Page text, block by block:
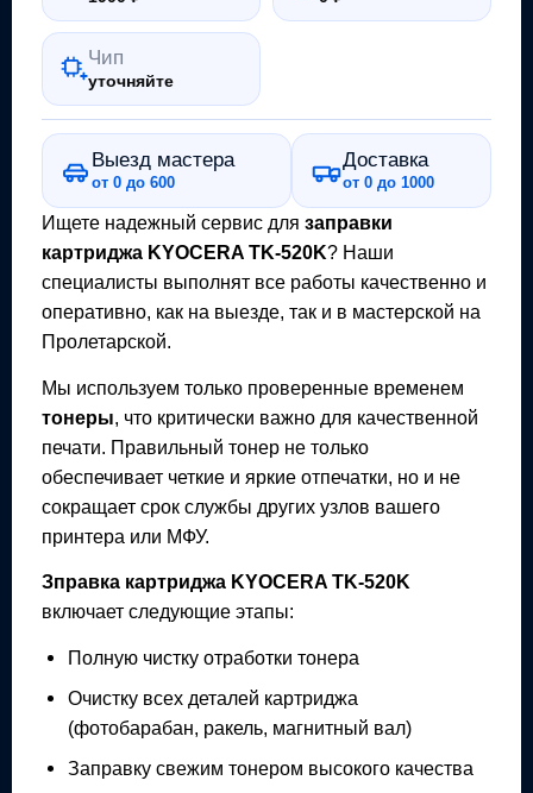
Чип
уточняйте
Выезд мастера
от 0 до 600
Доставка
от 0 до 1000
Ищете надежный сервис для заправки
картриджа KYOCERA TK-520K? Наши
специалисты выполнят все работы качественно и
оперативно, как на выезде, так и в мастерской на
Пролетарской.
Мы используем только проверенные временем
тонеры, что критически важно для качественной
печати. Правильный тонер не только
обеспечивает четкие и яркие отпечатки, но и не
сокращает срок службы других узлов вашего
принтера или МФУ.
Зправка картриджа KYOCERA TK-520K
включает следующие этапы:
Полную чистку отработки тонера
Очистку всех деталей картриджа
(фотобарабан, ракель, магнитный вал)
Заправку свежим тонером высокого качества